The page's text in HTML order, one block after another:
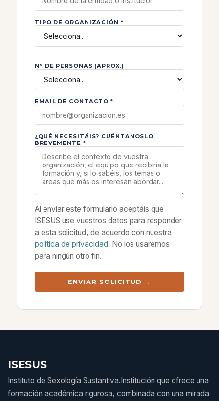
TIPO DE ORGANIZACIÓN *
Nº DE PERSONAS (APROX.)
EMAIL DE CONTACTO *
¿QUÉ NECESITÁIS? CUÉNTANOSLO
BREVEMENTE *
Al enviar este formulario aceptáis que
ISESUS use vuestros datos para responder
a esta solicitud, de acuerdo con nuestra
política de privacidad. No los usaremos
para ningún otro fin.
ENVIAR SOLICITUD →
ISESUS
Instituto de Sexología Sustantiva.Institución que ofrece una
formación académica rigurosa, combinada con una mirada